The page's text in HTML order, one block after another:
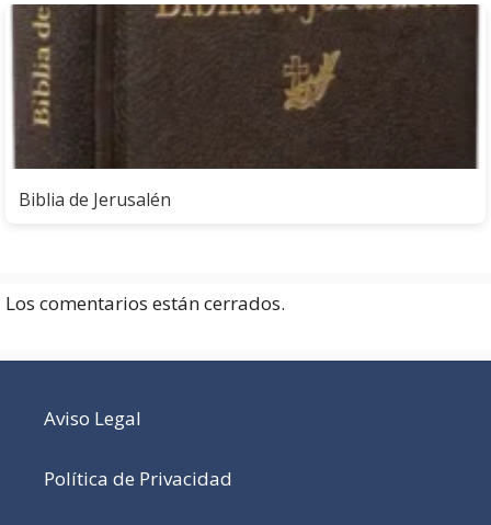
Biblia de Jerusalén
Los comentarios están cerrados.
Aviso Legal
Política de Privacidad